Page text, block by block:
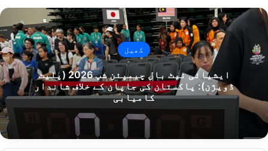
کھیل
ایشیائی نیٹ بال چیمپئن شپ 2026 (پلیٹ
ڈویژن): پاکستان کی جاپان کے خلاف شاندار
کامیابی